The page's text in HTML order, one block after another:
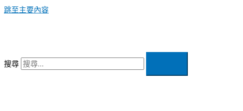
跳至主要內容
搜尋